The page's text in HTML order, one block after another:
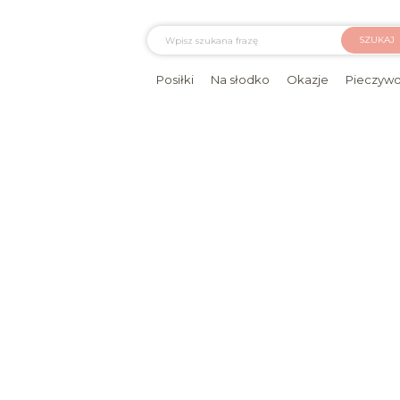
SZUKAJ
Posiłki Na słodko Okazje